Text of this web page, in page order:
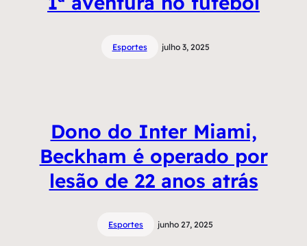
Esportes julho 3, 2025
Dono do Inter Miami,
Beckham é operado por
lesão de 22 anos atrás
Esportes junho 27, 2025